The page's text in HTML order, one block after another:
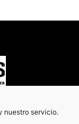
nuestro servicio.